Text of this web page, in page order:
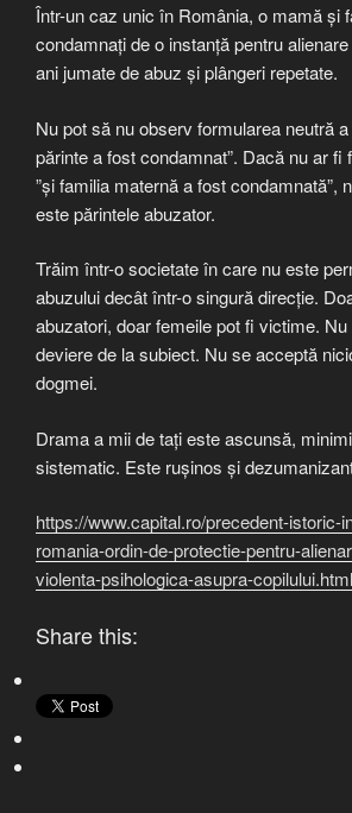
Într-un caz unic în România, o mamă și
condamnați de o instanță pentru
ani jumate de abuz și plângeri repetate.
Nu pot să nu observ formularea neutră
părinte a fost condamnat”. Dacă nu ar fi
”și familia maternă a fost condamnată”,
este părintele abuzator.
Trăim într-o societate în care nu este
abuzului decât într-o singură direcție.
abuzatori, doar femeile pot fi victime.
deviere de la subiect. Nu se acceptă
dogmei.
Drama a mii de tați este ascunsă,
sistematic. Este rușinos și
https://www.capital.ro/precedent-istoric-
romania-ordin-de-protectie-pentru-
violenta-psihologica-asupra-copilului.html
Share this: